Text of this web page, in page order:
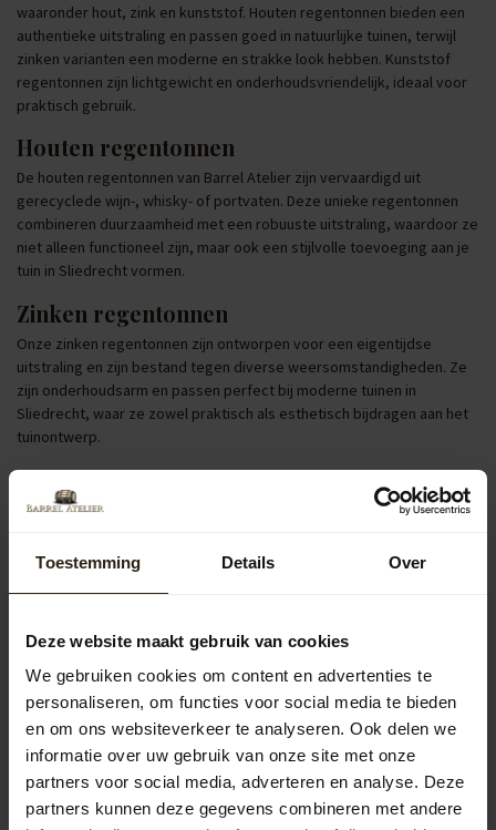
Toestemming Details Over
Deze website maakt gebruik van cookies
We gebruiken cookies om content en advertenties te
personaliseren, om functies voor social media te bieden
en om ons websiteverkeer te analyseren. Ook delen we
informatie over uw gebruik van onze site met onze
partners voor social media, adverteren en analyse. Deze
partners kunnen deze gegevens combineren met andere
waaronder hout, zink en kunststof. Houten regentonnen bieden een
authentieke uitstraling en passen goed in natuurlijke tuinen, terwijl
zinken varianten een moderne en strakke look hebben. Kunststof
regentonnen zijn lichtgewicht en onderhoudsvriendelijk, ideaal voor
praktisch gebruik.
Houten regentonnen
De houten regentonnen van Barrel Atelier zijn vervaardigd uit
gerecyclede wijn-, whisky- of portvaten. Deze unieke regentonnen
combineren duurzaamheid met een robuuste uitstraling, waardoor ze
niet alleen functioneel zijn, maar ook een stijlvolle toevoeging aan je
tuin in Sliedrecht vormen.
Zinken regentonnen
Onze zinken regentonnen zijn ontworpen voor een eigentijdse
uitstraling en zijn bestand tegen diverse weersomstandigheden. Ze
zijn onderhoudsarm en passen perfect bij moderne tuinen in
Sliedrecht, waar ze zowel praktisch als esthetisch bijdragen aan het
tuinontwerp.
Regentonnen met pomp of kraan
Regentonnen uitgerust met een pomp of kraan verhogen het
vullen of je tuin direct te bewateren, wat vooral handig is tijdens
Populaire categorieën
Regentonnen
Kuipen